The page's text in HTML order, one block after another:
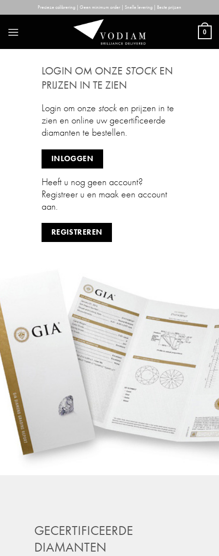
to
content
Precieze calibrering | Geen minimum order | Snelle levering | Beste prijzen
0
LOGIN OM ONZE STOCKEN
PRIJZEN IN TE ZIEN
Login om onze stock en prijzen in te
zien en online uw gecertificeerde
diamanten te bestellen.
INLOGGEN
Heeft u nog geen account?
Registreer u en maak een account
aan.
REGISTREREN
GECERTIFICEERDE
DIAMANTEN